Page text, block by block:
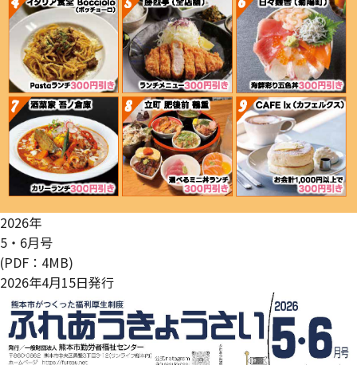
2026年
5・6月号
(PDF：4MB)
2026年4月15日発行